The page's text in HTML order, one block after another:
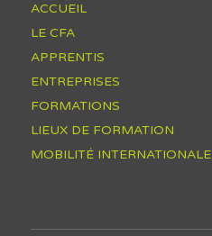
ACCUEIL
LE CFA
APPRENTIS
ENTREPRISES
FORMATIONS
LIEUX DE FORMATION
MOBILITÉ INTERNATIONALE